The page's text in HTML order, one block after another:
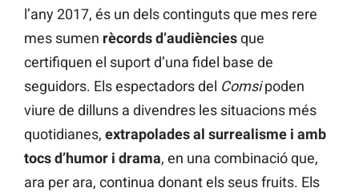
l’any 2017, és un dels continguts que mes rere
mes sumen rècords d’audiènciesque
certifiquen el suport d’una fidel base de
seguidors. Els espectadors del Comsipoden
viure de dilluns a divendres les situacions més
quotidianes, extrapolades al surrealisme i amb
tocs d’humor i drama, en una combinació que,
ara per ara, continua donant els seus fruits. Els